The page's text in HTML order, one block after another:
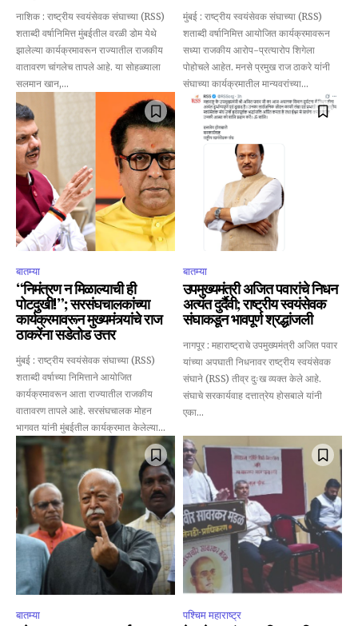
Join our community of
SUBSCRIBERS and be part of the
conversation.
To subscribe, simply enter your email address on our website
your privacy and won't spam your inbox. Your information is
safe with us.
SUBSCRIBE
I've read and accept thePrivacy Policy.
6,300
Fans
32,111
Followers
75
Followers
नाशिक : राष्ट्रीय स्वयंसेवक संघाच्या (RSS)
शताब्दी वर्षानिमित्त मुंबईतील वरळी डोम येथे
झालेल्या कार्यक्रमावरून राज्यातील राजकीय
वातावरण चांगलेच तापले आहे. या सोहळ्याला
सलमान खान,...
मुंबई : राष्ट्रीय स्वयंसेवक संघाच्या (RSS)
शताब्दी वर्षानिमित्त आयोजित कार्यक्रमावरून
सध्या राजकीय आरोप-प्रत्यारोप शिगेला
पोहोचले आहेत. मनसे प्रमुख राज ठाकरे यांनी
संघाच्या कार्यक्रमातील मान्यवरांच्या...
बातम्या
“निमंत्रण न मिळाल्याची ही
पोटदुखी!”; सरसंघचालकांच्या
कार्यक्रमावरून मुख्यमंत्र्यांचे राज
ठाकरेंना सडेतोड उत्तर
मुंबई : राष्ट्रीय स्वयंसेवक संघाच्या (RSS)
शताब्दी वर्षाच्या निमित्ताने आयोजित
कार्यक्रमावरून आता राज्यातील राजकीय
वातावरण तापले आहे. सरसंघचालक मोहन
भागवत यांनी मुंबईतील कार्यक्रमात केलेल्या...
बातम्या
उपमुख्यमंत्री अजित पवारांचे निधन
अत्यंत दुर्दैवी; राष्ट्रीय स्वयंसेवक
संघाकडून भावपूर्ण श्रद्धांजली
नागपूर : महाराष्ट्राचे उपमुख्यमंत्री अजित पवार
यांच्या अपघाती निधनावर राष्ट्रीय स्वयंसेवक
संघाने (RSS) तीव्र दुःख व्यक्त केले आहे.
संघाचे सरकार्यवाह दत्तात्रेय होसबाले यांनी
एका...
बातम्या पश्चिम महाराष्ट्र